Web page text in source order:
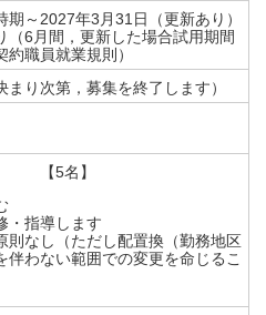
期～2027年3月31日（更新あり）
6月間，更新した場合試用期間
職員就業規則）
まり次第，募集を終了します）
【5名】
・指導します
則なし（ただし配置換（勤務地区
伴わない範囲での変更を命じるこ